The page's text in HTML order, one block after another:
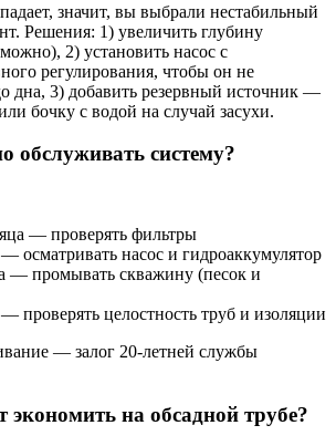
значит, вы выбрали нестабильный
Решения: 1) увеличить глубину
2) установить насос с
регулирования, чтобы он не
дна, 3) добавить резервный источник —
бочку с водой на случай засухи.
обслуживать систему?
— проверять фильтры
осматривать насос и гидроаккумулятор
— промывать скважину (песок и
проверять целостность труб и изоляции
— залог 20-летней службы
экономить на обсадной трубе?